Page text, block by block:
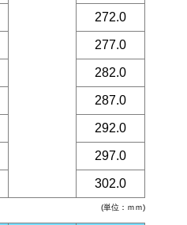
(単位：ｍｍ)
272.0
277.0
282.0
287.0
292.0
297.0
302.0